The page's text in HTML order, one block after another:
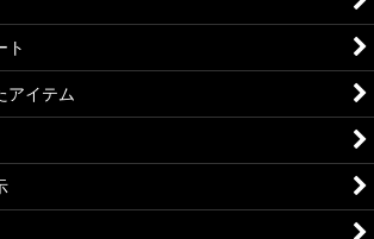
ト
アイテム